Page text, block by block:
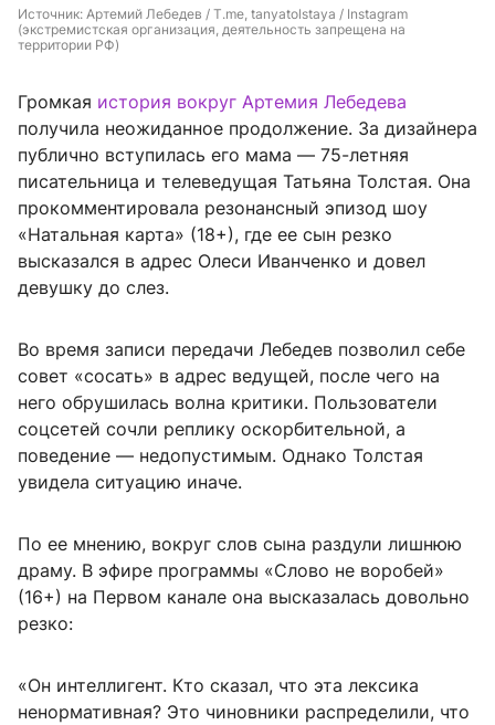
Источник: Артемий Лебедев / T.me, tanyatolstaya / Instagram
(экстремистская организация, деятельность запрещена на
территории РФ)
Громкая история вокруг Артемия Лебедева
получила неожиданное продолжение. За дизайнера
публично вступилась его мама — 75-летняя
писательница и телеведущая Татьяна Толстая. Она
прокомментировала резонансный эпизод шоу
«Натальная карта» (18+), где ее сын резко
высказался в адрес Олеси Иванченко и довел
девушку до слез.
Во время записи передачи Лебедев позволил себе
совет «сосать» в адрес ведущей, после чего на
него обрушилась волна критики. Пользователи
соцсетей сочли реплику оскорбительной, а
поведение — недопустимым. Однако Толстая
увидела ситуацию иначе.
По ее мнению, вокруг слов сына раздули лишнюю
драму. В эфире программы «Слово не воробей»
(16+) на Первом канале она высказалась довольно
резко:
«Он интеллигент. Кто сказал, что эта лексика
ненормативная? Это чиновники распределили, что